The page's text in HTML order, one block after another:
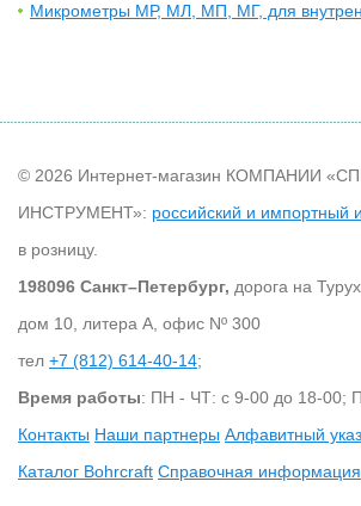
Микрометры МР, МЛ, МП, МГ, для
© 2026 Интернет-магазин КОМПАНИИ
ИНСТРУМЕНТ»: российский и импортный
в розницу.
198096 Санкт–Петербург, дорога на
дом 10, литера А, офис Nº 300
тел +7 (812) 614-40-14;
Время работы: ПН - ЧТ: с 9-00 до 18-00;
Контакты Наши партнеры Алфавитный
Каталог Bohrcraft Справочная информация